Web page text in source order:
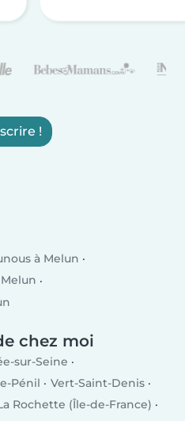
!
à Melun
chez moi
sur-Seine
Pénil
Vert-Saint-Denis
Rochette (Île-de-France)